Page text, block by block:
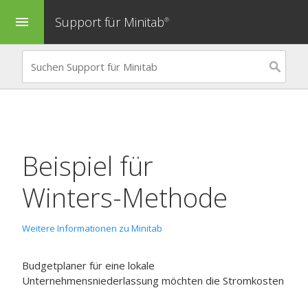
menu Support für Minitab®
Beispiel für
Winters-Methode
Weitere Informationen zu Minitab
Budgetplaner für eine lokale
Unternehmensniederlassung möchten die Stromkosten